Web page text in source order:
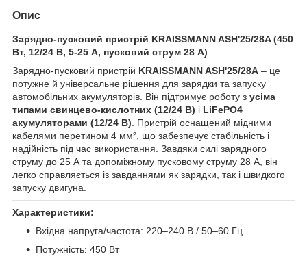
Опис
Зарядно-пусковий пристрій KRAISSMANN ASH'25/28A (450
Вт, 12/24 В, 5-25 А, пусковий струм 28 А)
Зарядно-пусковий пристрій KRAISSMANN ASH'25/28A – це
потужне й універсальне рішення для зарядки та запуску
автомобільних акумуляторів. Він підтримує роботу з усіма
типами свинцево-кислотних (12/24 В) і LiFePO4
акумуляторами (12/24 В) . Пристрій оснащений мідними
кабелями перетином 4 мм², що забезпечує стабільність і
надійність під час використання. Завдяки силі зарядного
струму до 25 А та допоміжному пусковому струму 28 А, він
легко справляється із завданнями як зарядки, так і швидкого
запуску двигуна.
Характеристики:
Вхідна напруга/частота: 220–240 В / 50–60 Гц
Потужність: 450 Вт